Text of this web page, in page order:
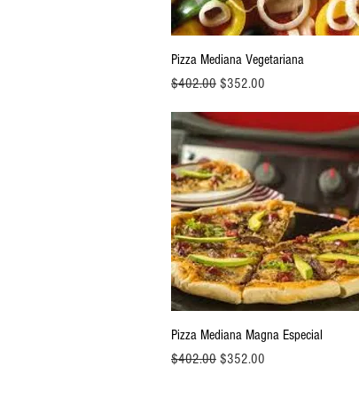
Vista rápida
Pizza Mediana Vegetariana
Precio
$402.00 Precio de oferta
$352.00
Vista rápida
Pizza Mediana Magna Especial
Precio
$402.00 Precio de oferta
$352.00